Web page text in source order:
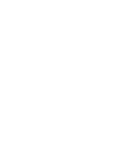
см. Посадковий
необхідні
добре росте на
води.